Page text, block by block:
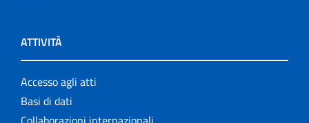
ATTIVITÀ
Accesso agli atti
Basi di dati